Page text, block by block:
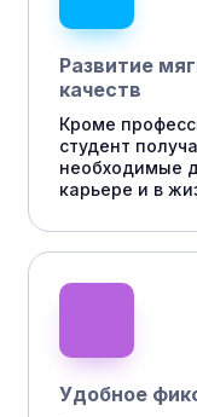
Развитие
качеств
Кроме
студент
необходимые
карьере и в
Удобное